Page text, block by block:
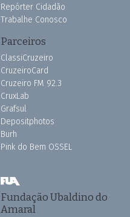
Repórter Cidadão
Trabalhe Conosco
Parceiros
ClassiCruzeiro
CruzeiroCard
Cruzeiro FM 92.3
CruxLab
Grafsul
Depositphotos
Burh
Pink do Bem OSSEL
Fundação Ubaldino do
Amaral